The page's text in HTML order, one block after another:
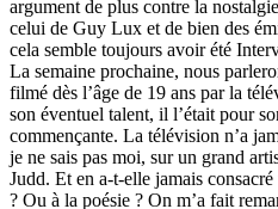
argument de plus contre la
celui de Guy Lux et de bien des
cela semble toujours avoir été
La semaine prochaine, nous
filmé dès l’âge de 19 ans par la
son éventuel talent, il l’était pour
commençante. La télévision n’a
je ne sais pas moi, sur un grand
Judd. Et en a-t-elle jamais
? Ou à la poésie ? On m’a fait